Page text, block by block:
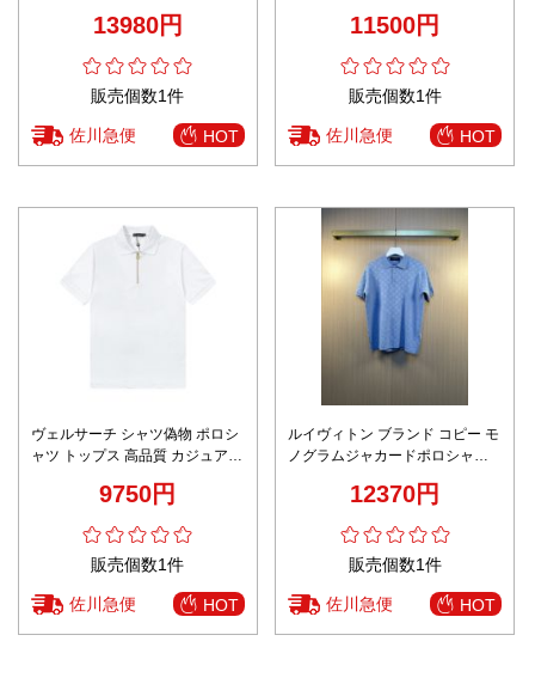
13980円
販売個数1件
佐川急便 HOT
11500円
販売個数1件
佐川急便 HOT
ヴェルサーチ シャツ偽物 ポロシ
ャツ トップス 高品質 カジュアル
9750円
販売個数1件
佐川急便 HOT
ルイヴィトン ブランド コピー モ
ノグラムジャカードポロシャツ
12370円
販売個数1件
佐川急便 HOT